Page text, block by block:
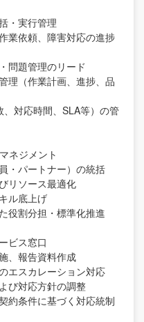
・実行管理
業依頼、障害対応の進捗
問題管理のリード
理（作業計画、進捗、品
、対応時間、SLA等）の管
ネジメント
・パートナー）の統括
リソース最適化
ル底上げ
役割分担・標準化推進
ビス窓口
、報告資料作成
エスカレーション対応
び対応方針の調整
約条件に基づく対応統制